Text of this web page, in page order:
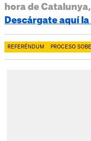
hora de
Descárgate aquí
REFERÉNDUM PROCESO